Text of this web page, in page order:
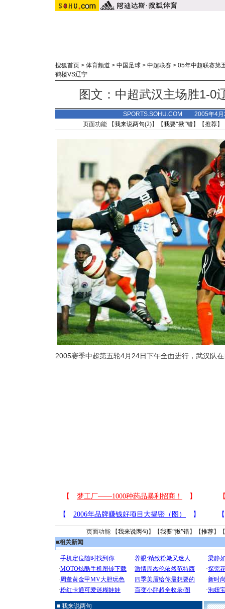
搜狐首页 > 体育频道 > 中国足球 > 中超联赛 > 05年中超联赛第
鹤楼VS辽宁
图文：中超武汉主场胜1-0
SPORTS.SOHU.COM 2005年4
页面功能 【我来说两句(2)】【我要“揪”错】【推荐】
2005赛季中超第五轮4月24日下午全面进行，武汉队
页面功能 【我来说两句 】【我要“揪”错】【推荐】
■相关新闻
■ 我来说两句